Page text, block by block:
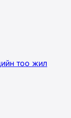
тоо жил